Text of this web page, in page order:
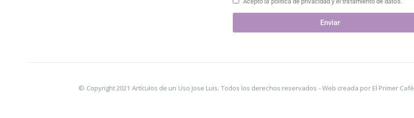
Enviar
© Copyright 2021 Artículos de un Uso Jose Luis. Todos los derechos reservados -Web creada por El Primer Café